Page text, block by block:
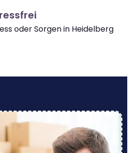
oder Sorgen in Heidelberg